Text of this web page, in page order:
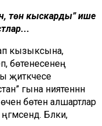
төн кыскарды” ише
кызыксына,
бөтенесенең
җитәкчесе
гына ниятеннән
бөтен алшартлар
Бәлки,